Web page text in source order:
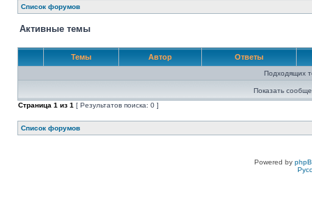
Список форумов
Активные темы
Темы Автор Ответы
Подходящих
Показать
Страница 1 из 1 [ Результатов поиска: 0 ]
Список форумов
Powered by